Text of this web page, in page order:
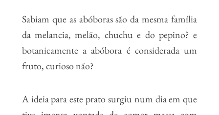
Sabiam que as abóboras são da mesma família
da melancia, melão, chuchu e do pepino? e
botanicamente a abóbora é considerada um
fruto, curioso não?
A ideia para este prato surgiu num dia em que